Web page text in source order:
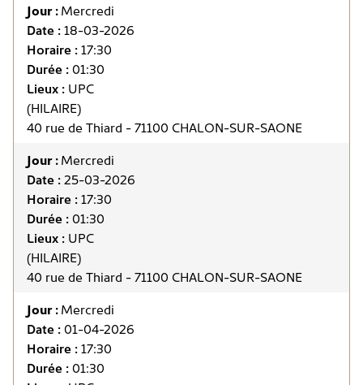
Jour :Mercredi
Date :18-03-2026
Horaire :17:30
Durée :01:30
Lieux : UPC
(HILAIRE)
40 rue de Thiard - 71100 CHALON-SUR-SAONE
Jour :Mercredi
Date :25-03-2026
Horaire :17:30
Durée :01:30
Lieux : UPC
(HILAIRE)
40 rue de Thiard - 71100 CHALON-SUR-SAONE
Jour :Mercredi
Date :01-04-2026
Horaire :17:30
Durée :01:30